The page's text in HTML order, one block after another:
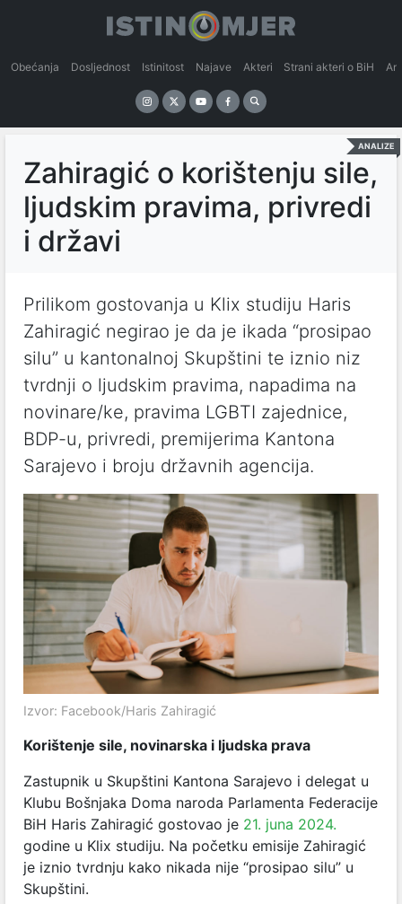
Obećanja Dosljednost Istinitost Najave Akteri Strani akteri o BiH
ANALIZE
Zahiragić o korištenju sile,
ljudskim pravima, privredi
i državi
Prilikom gostovanja u Klix studiju Haris
Zahiragić negirao je da je ikada “prosipao
silu” u kantonalnoj Skupštini te iznio niz
tvrdnji o ljudskim pravima, napadima na
novinare/ke, pravima LGBTI zajednice,
BDP-u, privredi, premijerima Kantona
Sarajevo i broju državnih agencija.
Izvor: Facebook/Haris Zahiragić
Korištenje sile, novinarska i ljudska prava
Zastupnik u Skupštini Kantona Sarajevo i delegat u
Klubu Bošnjaka Doma naroda Parlamenta Federacije
BiH Haris Zahiragić gostovao je 21. juna 2024.
godine u Klix studiju. Na početku emisije Zahiragić
je iznio tvrdnju kako nikada nije “prosipao silu” u
Skupštini.